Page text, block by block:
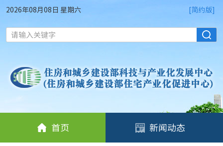
2026年08月08日 星期六 [简约版]
请输入关键字
首页 新闻动态